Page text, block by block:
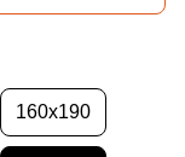
160x190